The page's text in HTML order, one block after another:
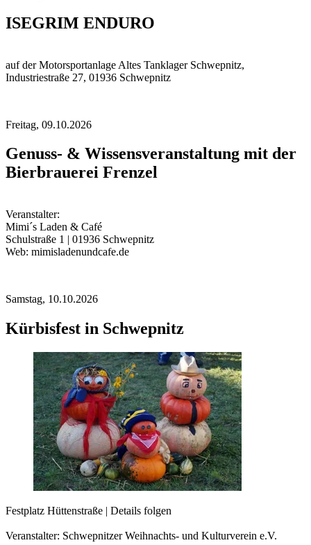
ISEGRIM ENDURO
auf der Motorsportanlage Altes Tanklager Schwepnitz,
Industriestraße 27, 01936 Schwepnitz
Freitag, 09.10.2026
Genuss- & Wissensveranstaltung mit der
Bierbrauerei Frenzel
Veranstalter:
Mimi´s Laden & Café
Schulstraße 1 | 01936 Schwepnitz
Web: mimisladenundcafe.de
Samstag, 10.10.2026
Kürbisfest in Schwepnitz
Festplatz Hüttenstraße | Details folgen
Veranstalter: Schwepnitzer Weihnachts- und Kulturverein e.V.